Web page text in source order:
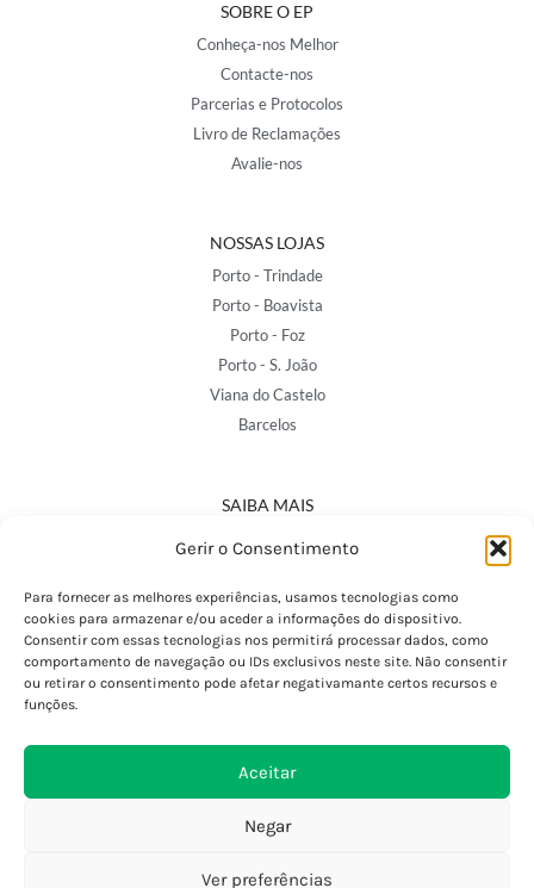
Gerir o Consentimento
Para fornecer as melhores experiências, usamos tecnologias como
cookies para armazenar e/ou aceder a informações do dispositivo.
Consentir com essas tecnologias nos permitirá processar dados, como
comportamento de navegação ou IDs exclusivos neste site. Não consentir
ou retirar o consentimento pode afetar negativamante certos recursos e
funções.
Aceitar
Negar
Ver preferências
SOBRE O EP
Conheça-nos Melhor
Contacte-nos
Parcerias e Protocolos
Livro de Reclamações
Avalie-nos
NOSSAS LOJAS
Porto - Trindade
Porto - Boavista
Porto - Foz
Porto - S. João
Viana do Castelo
Barcelos
SAIBA MAIS
Política de Privacidade
Termos e Condições
Perguntas Frequentes
Custos de Envio
Encomendas Internacionais
Devoluções e Trocas